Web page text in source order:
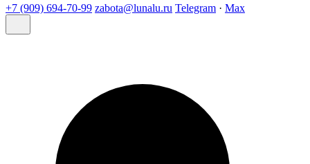
+7 (909) 694-70-99 zabota@lunalu.ru Telegram · Max